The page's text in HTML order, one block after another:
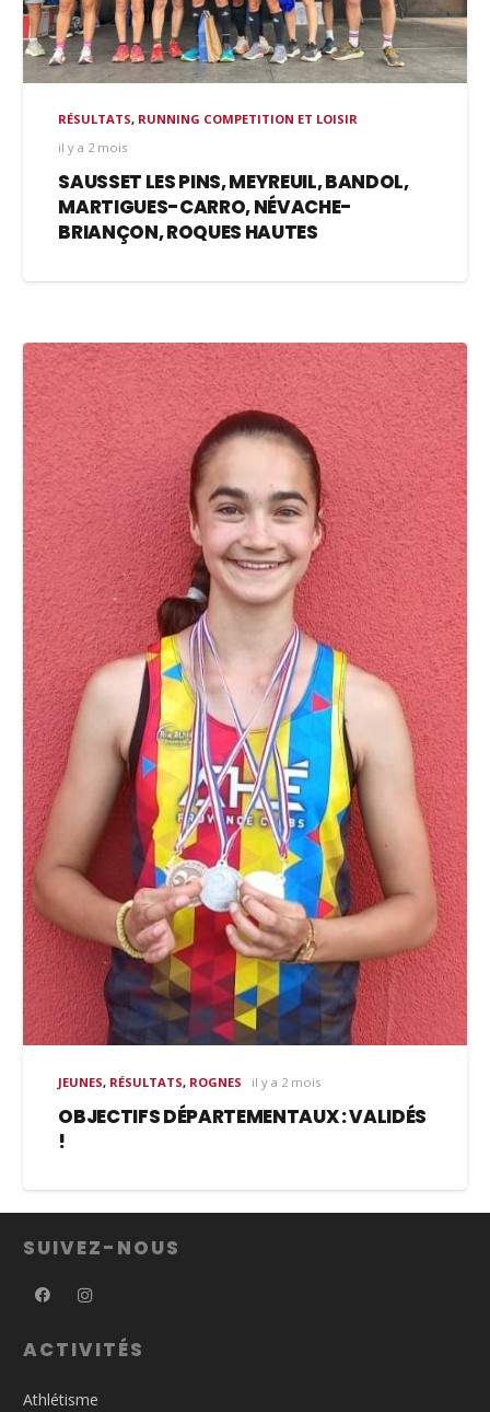
RÉSULTATS, RUNNING COMPETITION ET LOISIR
il y a 2 mois
SAUSSET LES PINS, MEYREUIL, BANDOL,
MARTIGUES-CARRO, NÉVACHE-
BRIANÇON, ROQUES HAUTES
JEUNES, RÉSULTATS, ROGNES il y a 2 mois
OBJECTIFS DÉPARTEMENTAUX : VALIDÉS
!
SUIVEZ-NOUS
ACTIVITÉS
Athlétisme